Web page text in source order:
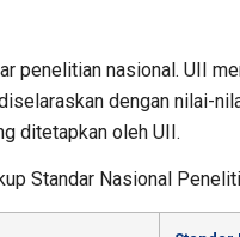
penelitian nasional. UII
dengan nilai-
ditetapkan oleh UII.
Standar Nasional